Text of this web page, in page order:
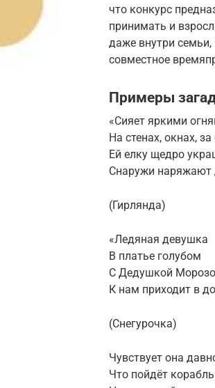
что конкурс
принимать и
даже внутри
совместное
Примеры
«Сияет яркими
На стенах, окнах,
Ей елку щедро
Снаружи наряжают
(Гирлянда)
«Ледяная девушка
В платье голубом
С Дедушкой
К нам приходит в
(Снегурочка)
Чувствует она
Что пойдёт